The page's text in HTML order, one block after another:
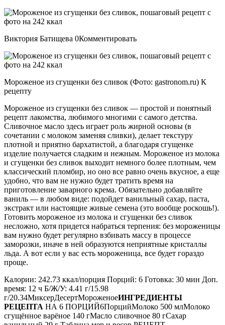
Виктория Батищева 0Комментировать
Мороженое из сгущенки без сливок (Фото: gastronom.ru) К
рецепту
Мороженое из сгущенки без сливок — простой и понятный
рецепт лакомства, любимого многими с самого детства.
Сливочное масло здесь играет роль жирной основы (в
сочетании с молоком заменяя сливки), делает текстуру
плотной и приятно бархатистой, а благодаря сгущенке
изделие получается сладким и нежным. Мороженое из молока
и сгущенки без сливок выходит немного более плотным, чем
классический пломбир, но оно все равно очень вкусное, а еще
удобно, что вам не нужно будет тратить время на
приготовление заварного крема. Обязательно добавляйте
ваниль — в любом виде: подойдет ванильный сахар, паста,
экстракт или настоящие живые семена (это вообще роскошь!).
Готовить мороженое из молока и сгущенки без сливок
несложно, хотя придется набраться терпения: без мороженицы
вам нужно будет регулярно взбивать массу в процессе
заморозки, иначе в ней образуются неприятные кристаллы
льда. А вот если у вас есть мороженица, все будет гораздо
проще.
Калории: 242.73 ккал/порция Порций: 6 Готовка: 30 мин Доп.
время: 12 ч Б/Ж/У: 4.41 г/15.98
г/20.34МиксерДесертМороженоеИНГРЕДИЕНТЫ
РЕЦЕПТА НА 6 ПОРЦИЙ6ПорцийМолоко 500 млМолоко
сгущённое варёное 140 гМасло сливочное 80 гСахар